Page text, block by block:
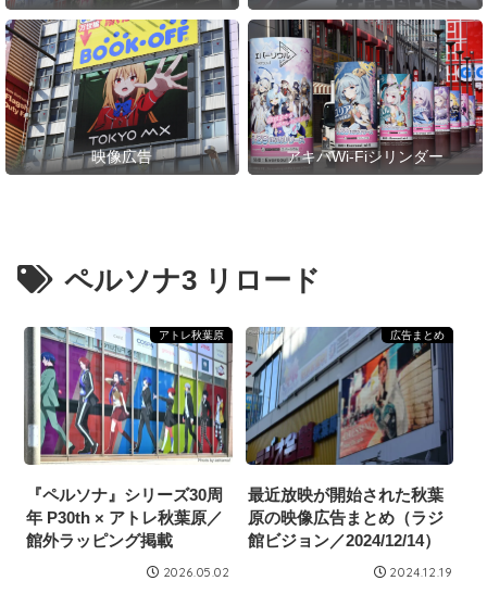
映像広告 アキバWi-Fiシリンダー
ペルソナ3 リロード
アトレ秋葉原
『ペルソナ』シリーズ30周
年 P30th × アトレ秋葉原／
館外ラッピング掲載
2026.05.02
広告まとめ
最近放映が開始された秋葉
原の映像広告まとめ（ラジ
館ビジョン／2024/12/14）
2024.12.19